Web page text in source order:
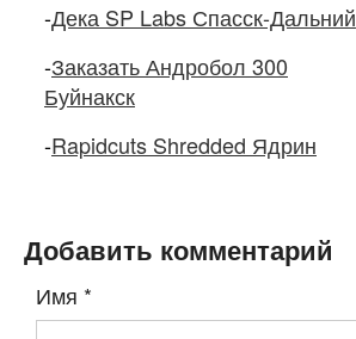
-Дека SP Labs Спасск-Дальний
-Заказать Андробол 300
Буйнакск
-Rapidcuts Shredded Ядрин
Добавить комментарий
Имя *